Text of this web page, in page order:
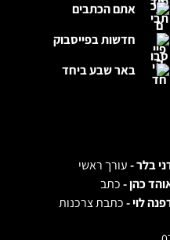
אתם הכתבים
חדשות בפייסבוק
באר שבע ביחד
בלר -עורך ראשי
כהן -כתב
לוי -כתבת צרכנות